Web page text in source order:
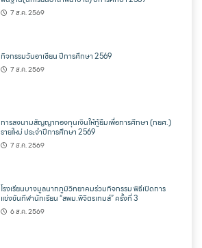
7 ส.ค. 2569
กิจกรรมวันอาเซียน ปีการศึกษา 2569
7 ส.ค. 2569
การลงนามสัญญากองทุนเงินให้กู้ยืมเพื่อการศึกษา (กยศ.)
รายใหม่ ประจำปีการศึกษา 2569
7 ส.ค. 2569
โรงเรียนบางมูลนากภูมิวิทยาคมร่วมกิจกรรม พิธีเปิดการ
แข่งขันกีฬานักเรียน “สพม.พิจิตรเกมส์” ครั้งที่ 3
6 ส.ค. 2569